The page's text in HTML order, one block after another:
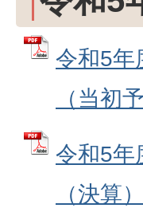
令和5年
（当初
令和5年
（決算